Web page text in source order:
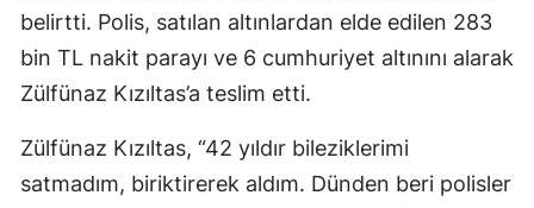
belirtti. Polis, satılan altınlardan elde edilen 283
bin TL nakit parayı ve 6 cumhuriyet altınını alarak
Zülfünaz Kızıltas’a teslim etti.
Zülfünaz Kızıltas, “42 yıldır bileziklerimi
satmadım, biriktirerek aldım. Dünden beri polisler